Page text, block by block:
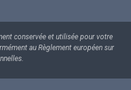
conservée et utilisée pour votre
au Règlement européen sur